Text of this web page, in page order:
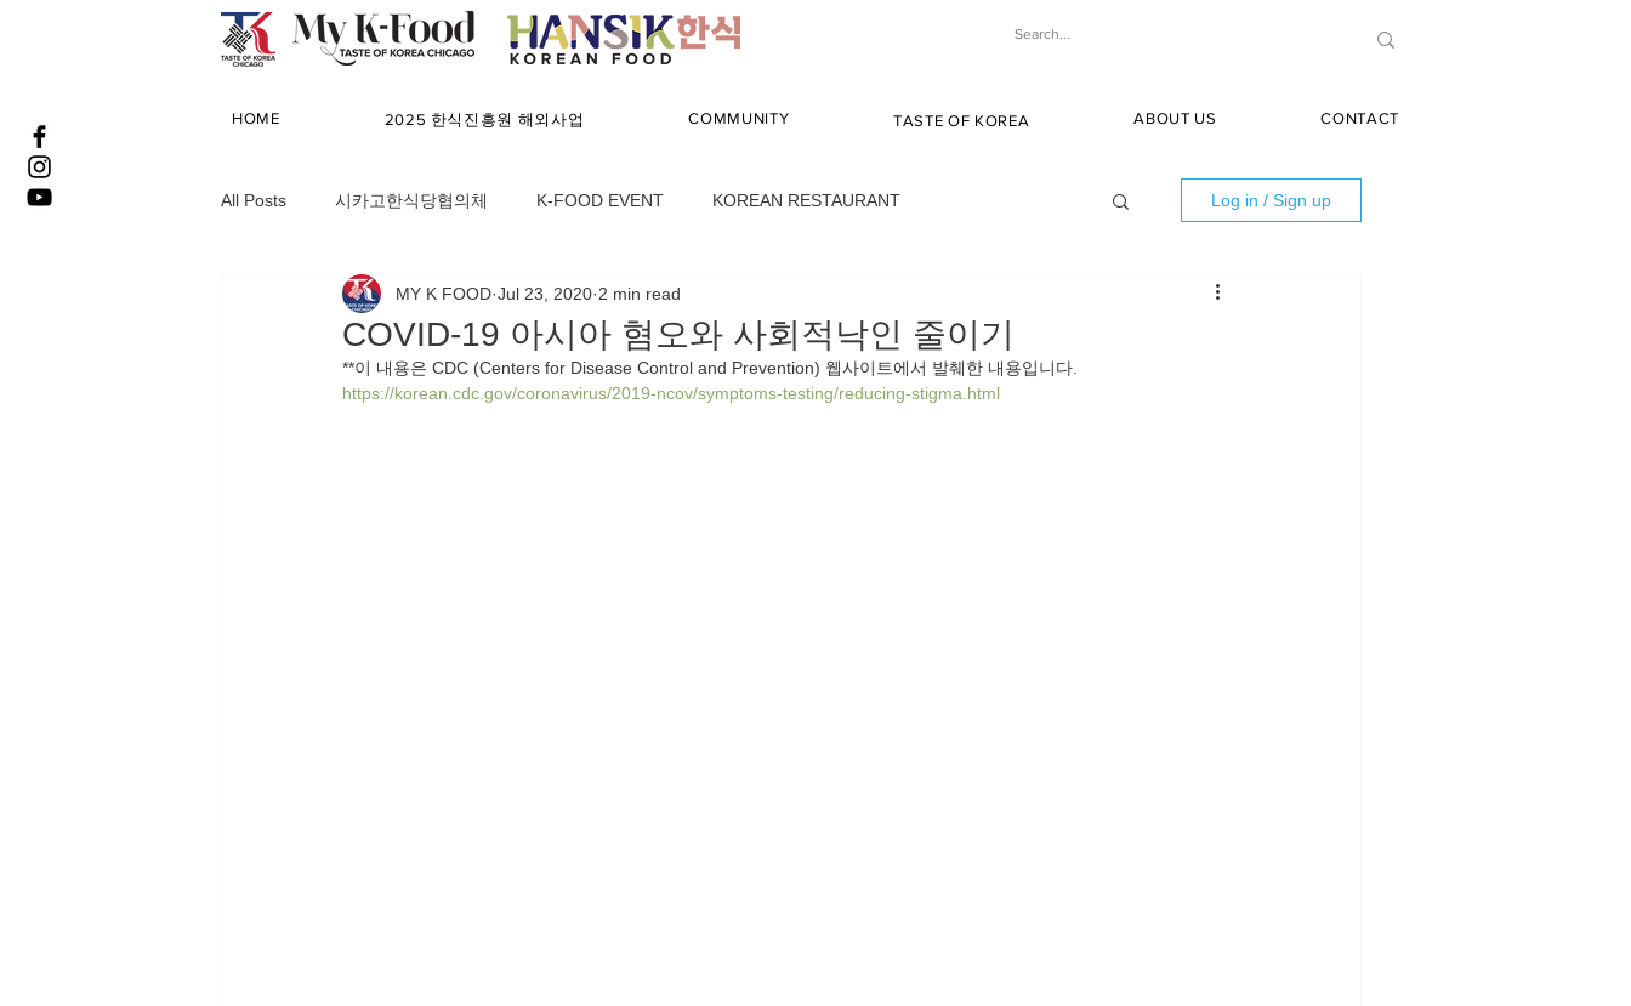
HOME 2025 한식진흥원 해외사업 COMMUNITY TASTE OF KOREA ABOUT US CONTACT
All Posts 시카고한식당협의체 K-FOOD EVENT KOREAN RESTAURANT
K FOOD MAGAZINE
Log in / Sign up
COVID-19 아시아 혐오와 사회적낙인 줄이기
MY K FOOD Jul 23, 2020 2 min read
**이 내용은 CDC (Centers for Disease Control and Prevention) 웹사이트에서 발췌한 내용입니다.
https://korean.cdc.gov/coronavirus/2019-ncov/symptoms-testing/reducing-stigma.html